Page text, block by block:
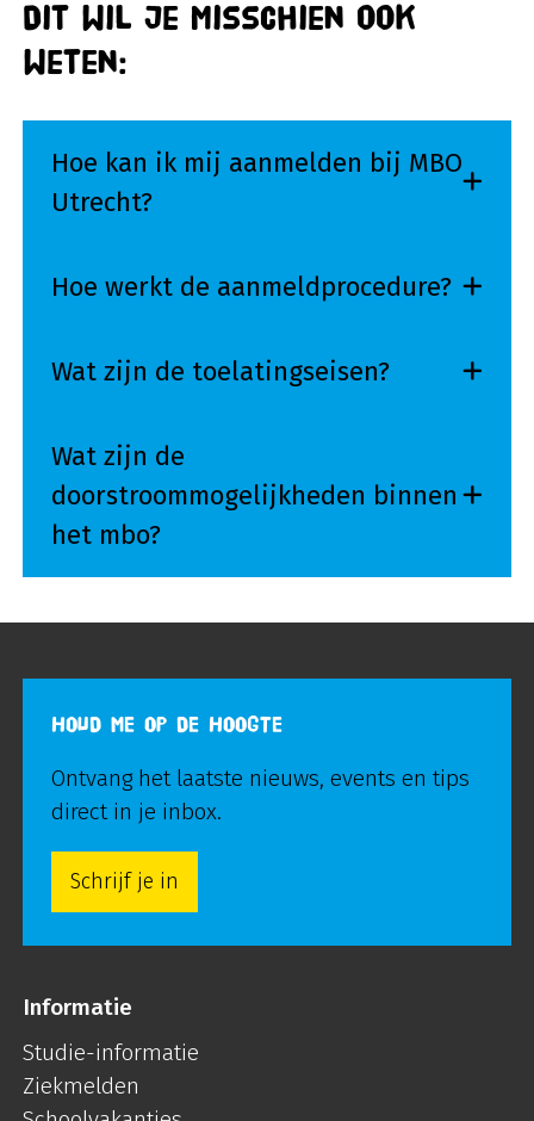
Dit wil je misschien ook
weten:
Hoe kan ik mij aanmelden bij MBO
Utrecht?
Hoe werkt de aanmeldprocedure?
Wat zijn de toelatingseisen?
Wat zijn de
doorstroommogelijkheden binnen
het mbo?
HOUD ME OP DE HOOGTE
Ontvang het laatste nieuws, events en tips
direct in je inbox.
Schrijf je in
Informatie
Studie-informatie
Ziekmelden